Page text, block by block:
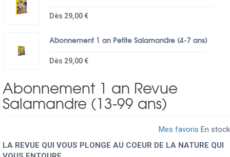
Dès 29,00 €
Abonnement 1 an Petite Salamandre (4-7 ans)
Dès 29,00 €
Abonnement 1 an Revue
Salamandre (13-99 ans)
Mes favoris En stock
LA REVUE QUI VOUS PLONGE AU COEUR DE LA NATURE QUI